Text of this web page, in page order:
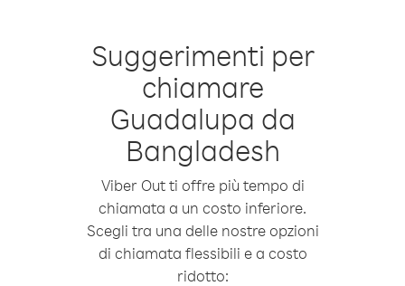
Suggerimenti per
chiamare
Guadalupa da
Bangladesh
Viber Out ti offre più tempo di
chiamata a un costo inferiore.
Scegli tra una delle nostre opzioni
di chiamata flessibili e a costo
ridotto: